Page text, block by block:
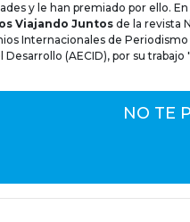
y le han premiado por ello.
Viajando Juntos de la revista
Internacionales de
(AECID), por su
NO TE